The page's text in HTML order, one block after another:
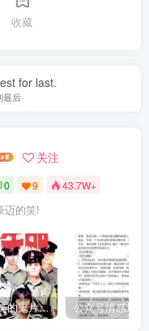
收藏
for last.
最后
关注
0 9 43.7W+
迈的笑!
既恐怖又搞笑的鬼片（10部猛鬼恐怖片都是喜剧片）